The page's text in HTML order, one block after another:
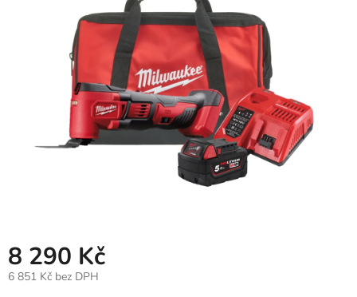
5
hvězdiček.
8 290 Kč
6 851 Kč bez DPH